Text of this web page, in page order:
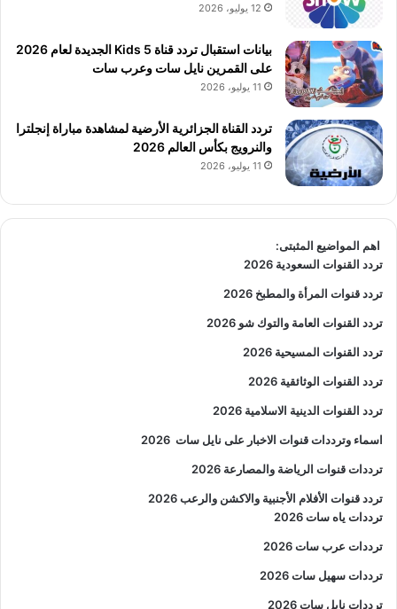
12 يوليو، 2026
بيانات استقبال تردد قناة 5 Kids الجديدة لعام 2026
على القمرين نايل سات وعرب سات
11 يوليو، 2026
تردد القناة الجزائرية الأرضية لمشاهدة مباراة إنجلترا
والنرويج بكأس العالم 2026
11 يوليو، 2026
اهم المواضيع المثبتى:
تردد القنوات السعودية 2026
تردد قنوات المرأة والمطبخ 2026
تردد القنوات العامة والتوك شو 2026
تردد القنوات المسيحية 2026
تردد القنوات الوثائقية 2026
تردد القنوات الدينية الاسلامية 2026
اسماء وترددات قنوات الاخبار على نايل سات 2026
ترددات قنوات الرياضة والمصارعة 2026
تردد قنوات الأفلام الأجنبية والاكشن والرعب2026
ترددات ياه سات 2026
ترددات عرب سات 2026
ترددات سهيل سات 2026
ترددات نايل سات 2026